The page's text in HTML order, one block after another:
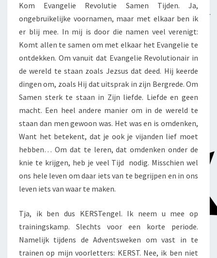
Kom Evangelie Revolutie Samen Tijden. Ja,
ongebruikelijke voornamen, maar met elkaar ben ik
er blij mee. In mij is door die namen veel verenigt:
Komt allen te samen om met elkaar het Evangelie te
ontdekken. Om vanuit dat Evangelie Revolutionair in
de wereld te staan zoals Jezsus dat deed. Hij keerde
dingen om, zoals Hij dat uitsprak in zijn Bergrede. Om
Samen sterk te staan in Zijn liefde. Liefde en geen
macht. Een heel andere manier om in de wereld te
staan dan men gewoon was. Het was en is omdenken,
Want het betekent, dat je ook je vijanden lief moet
hebben… Om dat te leren, dat omdenken onder de
knie te krijgen, heb je veel Tijd nodig. Misschien wel
ons hele leven om daar iets van te begrijpen en in ons
leven iets van waar te maken.
Tja, ik ben dus KERSTengel. Ik neem u mee op
trainingskamp. Slechts voor een korte periode.
Namelijk tijdens de Adventsweken om vast in te
trainen op mijn voorletters: KERST. Nee, ik ben niet